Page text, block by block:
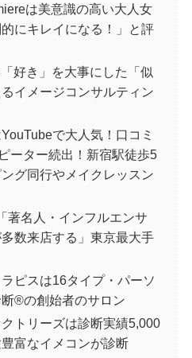
は美意識の高い大人女
にキレイになる！」と評
好き」を大事にした「似
イメージコンサルティン
で大人気！口コミ
ーター続出！新宿駅徒歩5
グ同行やメイクレッスン
著名人・インフルエンサ
数来店する」東京最大手
ピスは16タイプ・パーソ
®の創始者のサロン
トリーズは診断実績5,000
富なイメコンが診断